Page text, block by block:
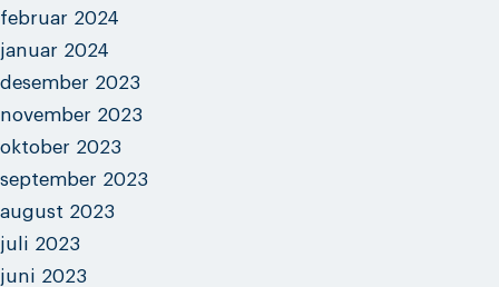
februar 2024
januar 2024
desember 2023
november 2023
oktober 2023
september 2023
august 2023
juli 2023
juni 2023